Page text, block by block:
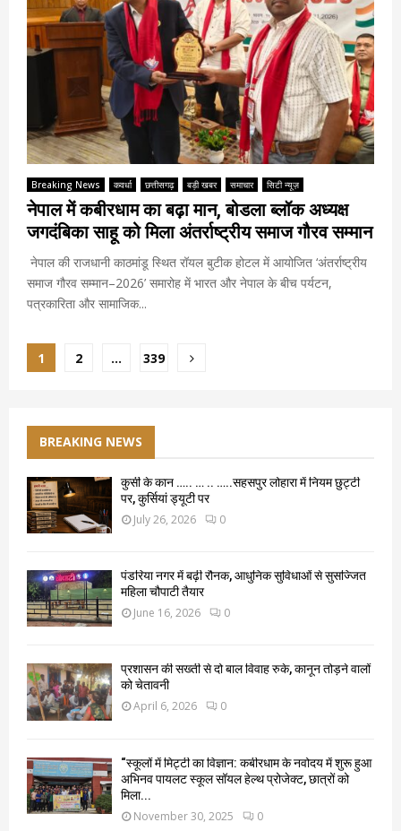
Breaking News कवर्धा छत्तीसगढ़ बड़ी खबर समाचार सिटी न्यूज़
नेपाल में कबीरधाम का बढ़ा मान, बोडला ब्लॉक अध्यक्ष
जगदंबिका साहू को मिला अंतर्राष्ट्रीय समाज गौरव सम्मान
नेपाल की राजधानी काठमांडू स्थित रॉयल बुटीक होटल में आयोजित ‘अंतर्राष्ट्रीय
समाज गौरव सम्मान–2026’ समारोह में भारत और नेपाल के बीच पर्यटन,
पत्रकारिता और सामाजिक...
Posts
1 2 … 339
BREAKING NEWS
कुर्सी के कान ….. … .. …..सहसपुर लोहारा में नियम छुट्टी
पर, कुर्सियां ड्यूटी पर
July 26, 2026 0
पंडरिया नगर में बढ़ी रौनक, आधुनिक सुविधाओं से सुसज्जित
महिला चौपाटी तैयार
June 16, 2026 0
प्रशासन की सख्ती से दो बाल विवाह रुके, कानून तोड़ने वालों
को चेतावनी
April 6, 2026 0
“स्कूलों में मिट्टी का विज्ञान: कबीरधाम के नवोदय में शुरू हुआ
अभिनव पायलट स्कूल सॉयल हेल्थ प्रोजेक्ट, छात्रों को
मिला...
November 30, 2025 0